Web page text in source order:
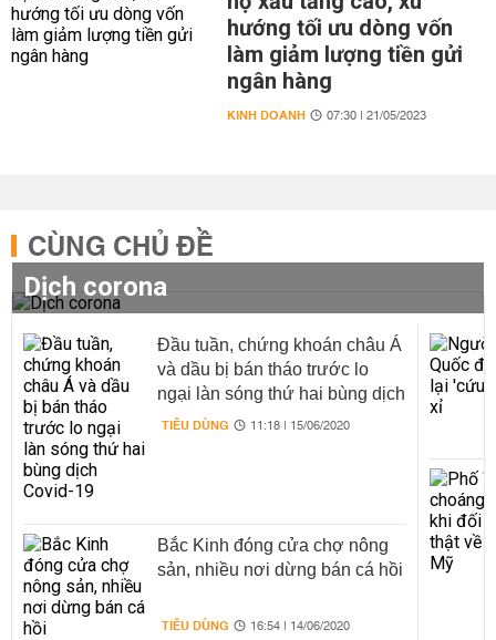
hướng tối ưu dòng vốn
làm giảm lượng tiền gửi
ngân hàng
KINH DOANH 07:30 | 21/05/2023
CÙNG CHỦ ĐỀ
Dịch corona
Đầu tuần, chứng khoán châu Á
và dầu bị bán tháo trước lo
ngại làn sóng thứ hai bùng dịch
Covid-19
TIÊU DÙNG 11:18 | 15/06/2020
Bắc Kinh đóng cửa chợ nông
sản, nhiều nơi dừng bán cá hồi
TIÊU DÙNG 16:54 | 14/06/2020